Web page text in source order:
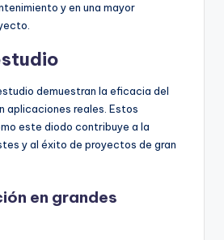
y en una mayor
demuestran la eficacia del
aplicaciones reales. Estos
este diodo contribuye a la
y al éxito de proyectos de gran
en grandes